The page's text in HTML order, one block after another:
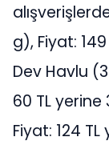
g), Fiyat:
Dev Havlu
60 TL yerine
Fiyat: 124